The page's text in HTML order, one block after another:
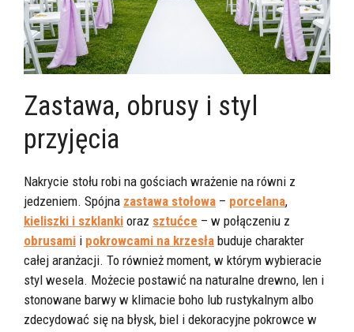
Zastawa, obrusy i styl
przyjęcia
Nakrycie stołu robi na gościach wrażenie na równi z
jedzeniem. Spójna zastawa stołowa – porcelana,
kieliszki i szklanki oraz sztućce – w połączeniu z
obrusami i pokrowcami na krzesła buduje charakter
całej aranżacji. To również moment, w którym wybieracie
styl wesela. Możecie postawić na naturalne drewno, len i
stonowane barwy w klimacie boho lub rustykalnym albo
zdecydować się na błysk, biel i dekoracyjne pokrowce w